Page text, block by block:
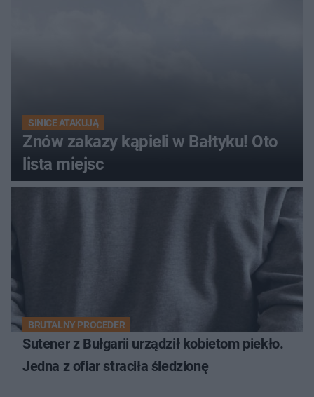
SINICE ATAKUJĄ
Znów zakazy kąpieli w Bałtyku! Oto
lista miejsc
BRUTALNY PROCEDER
Sutener z Bułgarii urządził kobietom piekło.
Jedna z ofiar straciła śledzionę